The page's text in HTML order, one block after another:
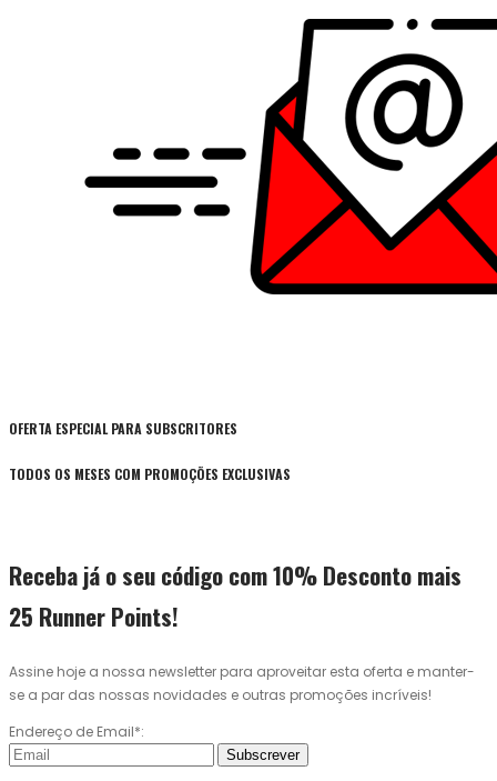
OFERTA ESPECIAL PARA SUBSCRITORES
TODOS OS MESES COM PROMOÇÕES EXCLUSIVAS
Receba já o seu código com 10% Desconto mais
25 Runner Points!
Assine hoje a nossa newsletter para aproveitar esta oferta e manter-
se a par das nossas novidades e outras promoções incríveis!
Endereço de Email*:
Subscrever